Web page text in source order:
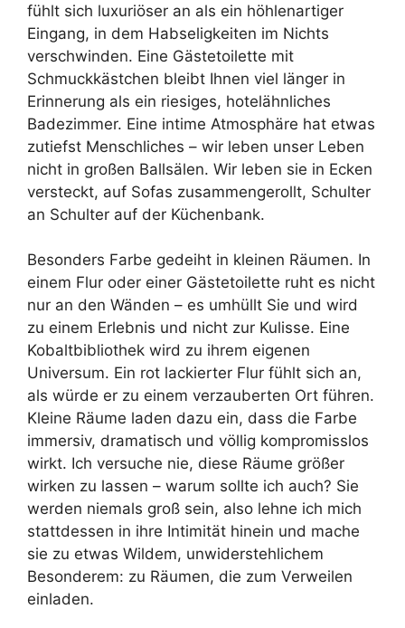
fühlt sich luxuriöser an als ein höhlenartiger
Eingang, in dem Habseligkeiten im Nichts
verschwinden. Eine Gästetoilette mit
Schmuckkästchen bleibt Ihnen viel länger in
Erinnerung als ein riesiges, hotelähnliches
Badezimmer. Eine intime Atmosphäre hat etwas
zutiefst Menschliches – wir leben unser Leben
nicht in großen Ballsälen. Wir leben sie in Ecken
versteckt, auf Sofas zusammengerollt, Schulter
an Schulter auf der Küchenbank.
Besonders Farbe gedeiht in kleinen Räumen. In
einem Flur oder einer Gästetoilette ruht es nicht
nur an den Wänden – es umhüllt Sie und wird
zu einem Erlebnis und nicht zur Kulisse. Eine
Kobaltbibliothek wird zu ihrem eigenen
Universum. Ein rot lackierter Flur fühlt sich an,
als würde er zu einem verzauberten Ort führen.
Kleine Räume laden dazu ein, dass die Farbe
immersiv, dramatisch und völlig kompromisslos
wirkt. Ich versuche nie, diese Räume größer
wirken zu lassen – warum sollte ich auch? Sie
werden niemals groß sein, also lehne ich mich
stattdessen in ihre Intimität hinein und mache
sie zu etwas Wildem, unwiderstehlichem
Besonderem: zu Räumen, die zum Verweilen
einladen.